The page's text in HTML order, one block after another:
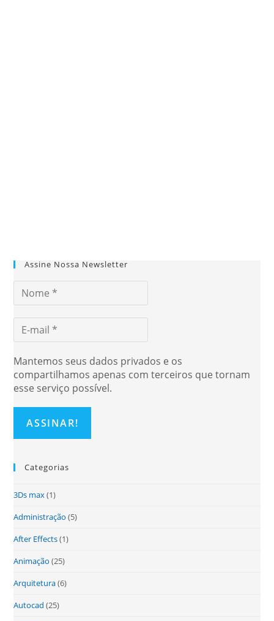
Assine Nossa Newsletter
Mantemos seus dados privados e os
compartilhamos apenas com terceiros que tornam
esse serviço possível.
Categorias
3Ds max(1)
Administração (5)
After Effects(1)
Animação (25)
Arquitetura(6)
Autocad (25)